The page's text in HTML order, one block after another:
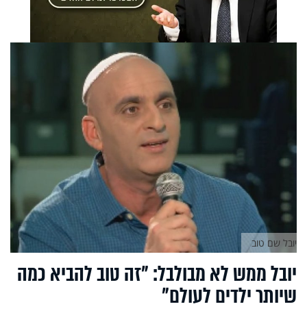
יובל ממש לא מבולבל: "זה טוב להביא כמה
שיותר ילדים לעולם"
יובל שם טוב